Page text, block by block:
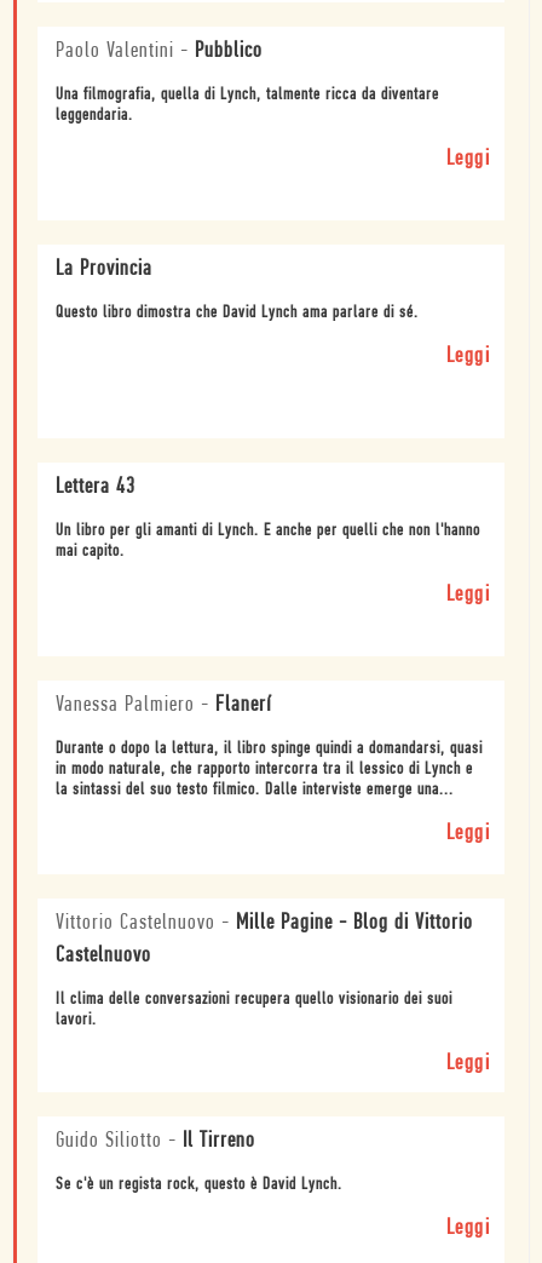
Paolo Valentini - Pubblico
Una filmografia, quella di Lynch, talmente ricca da diventare
leggendaria.
Leggi
La Provincia
Questo libro dimostra che David Lynch ama parlare di sé.
Leggi
Lettera 43
Un libro per gli amanti di Lynch. E anche per quelli che non l'hanno
mai capito.
Leggi
Vanessa Palmiero - Flanerí
Durante o dopo la lettura, il libro spinge quindi a domandarsi, quasi
in modo naturale, che rapporto intercorra tra il lessico di Lynch e
la sintassi del suo testo filmico. Dalle interviste emerge una...
Leggi
Vittorio Castelnuovo - Mille Pagine - Blog di Vittorio
Castelnuovo
Il clima delle conversazioni recupera quello visionario dei suoi
lavori.
Leggi
Guido Siliotto - Il Tirreno
Se c'è un regista rock, questo è David Lynch.
Leggi